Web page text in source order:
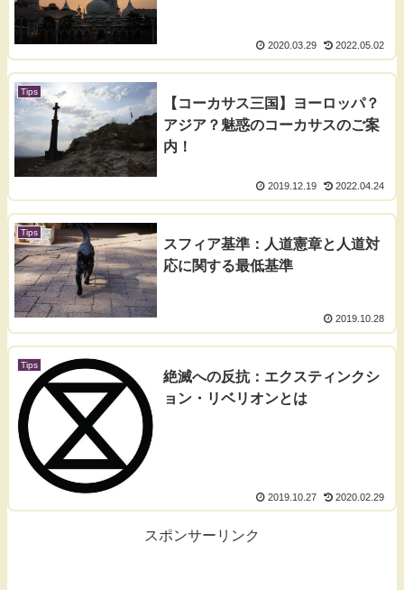
2020.03.29 2022.05.02
Tips
【コーカサス三国】ヨーロッパ？
アジア？魅惑のコーカサスのご案
内！
2019.12.19 2022.04.24
Tips
スフィア基準：人道憲章と人道対
応に関する最低基準
2019.10.28
Tips
絶滅への反抗：エクスティンクシ
ョン・リベリオンとは
2019.10.27 2020.02.29
スポンサーリンク